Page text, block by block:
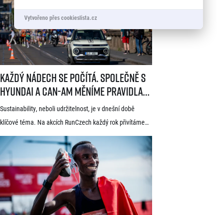
známkou kvality World Athletics Elite Label, spadá do
seriálu evropských půlmaratonů zvaného SuperHalfs
a jedná se o nejžádanější z pěti závodů RunCzech Halfs.
[…]
Každý nádech se počítá. Společně s
Hyundai a Can-Am měníme pravidla
hry
Sustainability, neboli udržitelnost, je v dnešní době
klíčové téma. Na akcích RunCzech každý rok přivítáme
statisíce osob, které motivujeme k pohybu a zdravému
životnímu stylu. S každou masovou akcí se však pojí také
odpovědnost vůči životnímu prostředí a pro nás
v RunCzech jde samozřejmě o důležitou součást při
pořádání našich závodů. Společnost RunCzech se
dlouhodobě snaží vylepšovat svá opatření související
Každý nádech se počítá. Společně s Hyundai a Can-Am měníme
Vytvořeno přes cookieslista.cz